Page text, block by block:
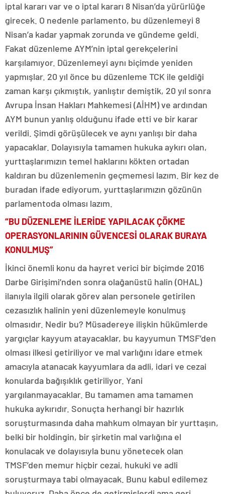
iptal kararı var ve o iptal kararı 8 Nisan’da yürürlüğe
girecek. O nedenle parlamento, bu düzenlemeyi 8
Nisan’a kadar yapmak zorunda ve gündeme geldi.
Fakat düzenleme AYM’nin iptal gerekçelerini
karşılamıyor. Düzenlemeyi aynı biçimde yeniden
yapmışlar. 20 yıl önce bu düzenleme TCK ile geldiği
zaman karşı çıkmıştık, yanlıştır demiştik, 20 yıl sonra
Avrupa İnsan Hakları Mahkemesi (AİHM) ve ardından
AYM bunun yanlış olduğunu ifade etti ve bir karar
verildi. Şimdi görüşülecek ve aynı yanlışı bir daha
yapacaklar. Dolayısıyla tamamen hukuka aykırı olan,
yurttaşlarımızın temel haklarını kökten ortadan
kaldıran bu düzenlemenin geçmemesi lazım. Bir kez de
buradan ifade ediyorum, yurttaşlarımızın gözünün
parlamentoda olması lazım.
“BU DÜZENLEME İLERİDE YAPILACAK ÇÖKME
OPERASYONLARININ GÜVENCESİ OLARAK BURAYA
KONULMUŞ”
İkinci önemli konu da hayret verici bir biçimde 2016
Darbe Girişimi’nden sonra olağanüstü halin (OHAL)
ilanıyla ilgili olarak görev alan personele getirilen
cezasızlık halinin yeni düzenlemeyle konulmuş
olmasıdır. Nedir bu? Müsadereye ilişkin hükümlerde
yargıçlar kayyum atayacaklar, bu kayyumun TMSF’den
olması ilkesi getiriliyor ve mal varlığını idare etmek
amacıyla atanacak kayyumlara da adli, idari ve cezai
konularda bağışıklık getiriliyor. Yani
yargılanmayacaklar. Bu tamamen ama tamamen
hukuka aykırıdır. Sonuçta herhangi bir hazırlık
soruşturmasında daha mahkum olmayan bir yurttaşın,
belki bir holdingin, bir şirketin mal varlığına el
konulacak ve dolayısıyla bunu yönetecek olan
TMSF’den memur hiçbir cezai, hukuki ve adli
soruşturmaya tabi olmayacak. Bunu kabul edilemez